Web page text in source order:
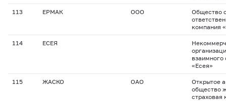
113 ЕРМАК ООО
Общество
компания
114 ЕСЕЯ
взаимного
«Есея»
115 ЖАСКО ОАО
Открытое
общество
страховая